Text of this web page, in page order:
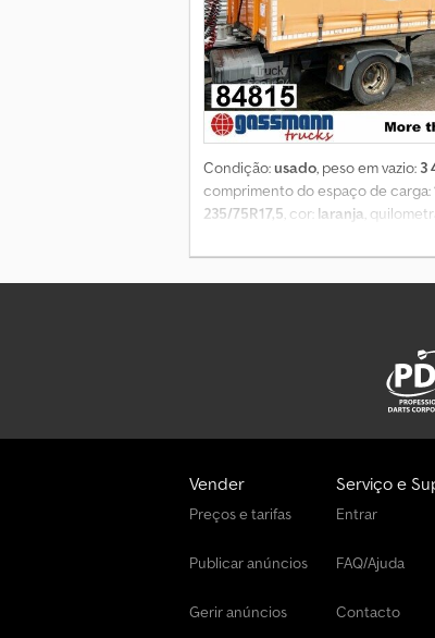
Condição:usado, peso em vazio: 3
comprimento do espaço de carga:
235/75R17,5, cor: laranja,
Localização do veículo:
proteção inferior, proteção lateral
deslizante Edscha e plataforma
Vender
Preços e tarifas
Publicar anúncios
Gerir anúncios
Serviço e
Entrar
FAQ/Ajuda
Contacto